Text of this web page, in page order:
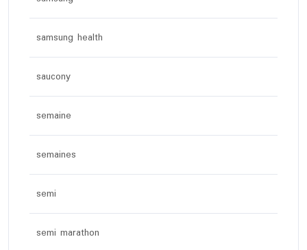
samsung health
saucony
semaine
semaines
semi
semi marathon